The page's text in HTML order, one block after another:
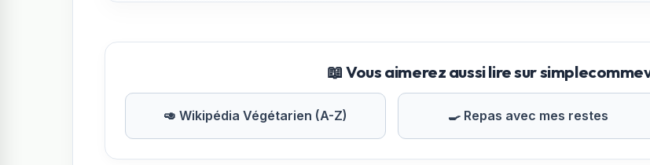
📖 Vous aimerez aussi lire sur
🥑 Wikipédia Végétarien (A-Z) 🍳 Repas avec mes restes